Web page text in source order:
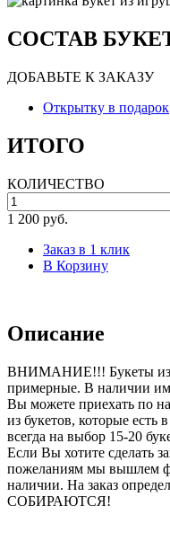
СОСТАВ
ДОБАВЬТЕ К ЗАКАЗУ
Открытку в подарок
ИТОГО
КОЛИЧЕСТВО
1 200 руб.
Заказ в 1 клик
В Корзину
Описание
ВНИМАНИЕ!!! Букеты из
примерные. В наличии
Вы можете приехать по
из букетов, которые есть
всегда на выбор 15-20
Если Вы хотите сделать
пожеланиям мы вышлем
наличии. На заказ
СОБИРАЮТСЯ!